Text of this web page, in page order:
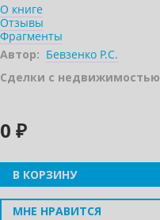
О книге
Отзывы
Фрагменты
Автор: Бевзенко Р.С.
Сделки с недвижимостью
0 ₽
В КОРЗИНУ
МНЕ НРАВИТСЯ